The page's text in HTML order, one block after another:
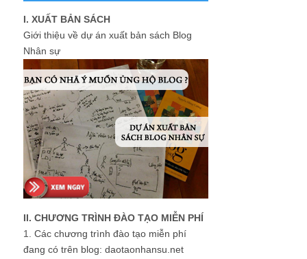
I. XUẤT BẢN SÁCH
Giới thiệu về dự án xuất bản sách Blog
Nhân sự
II. CHƯƠNG TRÌNH ĐÀO TẠO MIỄN PHÍ
1. Các chương trình đào tạo miễn phí
đang có trên blog: daotaonhansu.net